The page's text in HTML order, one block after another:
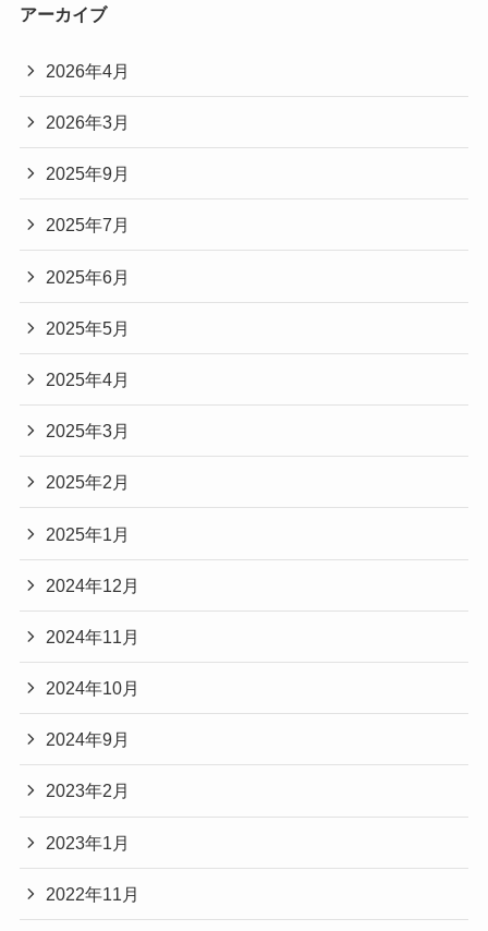
アーカイブ
2026年4月
2026年3月
2025年9月
2025年7月
2025年6月
2025年5月
2025年4月
2025年3月
2025年2月
2025年1月
2024年12月
2024年11月
2024年10月
2024年9月
2023年2月
2023年1月
2022年11月